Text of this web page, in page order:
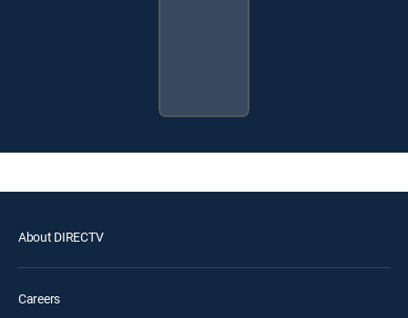
About DIRECTV
Careers